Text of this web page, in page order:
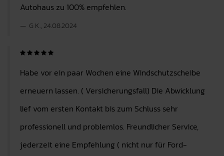
Autohaus zu 100% empfehlen.
G K., 24.08.2024
Habe vor ein paar Wochen eine Windschutzscheibe
erneuern lassen. ( Versicherungsfall) Die Abwicklung
lief vom ersten Kontakt bis zum Schluss sehr
professionell und problemlos. Freundlicher Service,
jederzeit eine Empfehlung ( nicht nur für Ford-